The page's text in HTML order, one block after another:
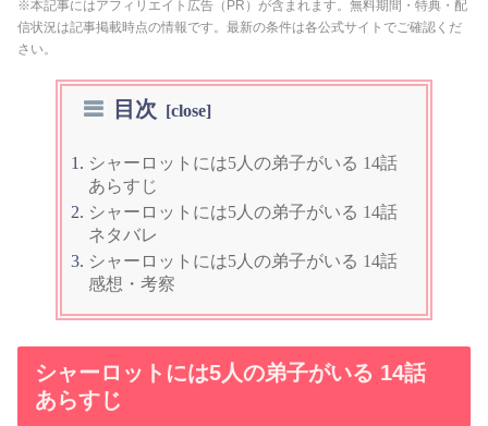
※本記事にはアフィリエイト広告（PR）が含まれます。無料期間・特典・配
信状況は記事掲載時点の情報です。最新の条件は各公式サイトでご確認くだ
さい。
目次
シャーロットには5人の弟子がいる 14話
あらすじ
シャーロットには5人の弟子がいる 14話
ネタバレ
シャーロットには5人の弟子がいる 14話
感想・考察
シャーロットには5人の弟子がいる 14話
あらすじ